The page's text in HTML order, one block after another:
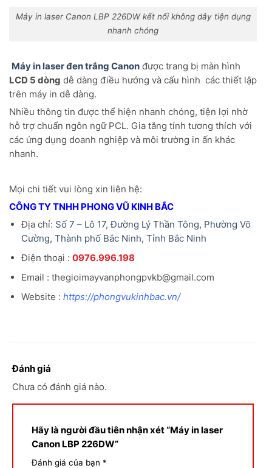
Máy in laser Canon LBP 226DW kết nối không dây tiện dụng
nhanh chóng
Máy in laser đen trắng Canon được trang bị màn hình
LCD 5 dòng dễ dàng điều hướng và cấu hình các thiết lập
trên máy in dễ dàng.
Nhiều thông tin được thể hiện nhanh chóng, tiện lợi nhờ
hỗ trợ chuẩn ngôn ngữ PCL. Gia tăng tính tương thích với
các ứng dụng doanh nghiệp và môi trường in ấn khác
nhanh.
Mọi chi tiết vui lòng xin liên hệ:
CÔNG TY TNHH PHONG VŨ KINH BẮC
Địa chỉ: Số 7 – Lô 17, Đường Lý Thần Tông, Phường Võ
Cường, Thành phố Bắc Ninh, Tỉnh Bắc Ninh
Điện thoại : 0976.996.198
Email : thegioimayvanphongpvkb@gmail.com
Website : https://phongvukinhbac.vn/
Đánh giá
Chưa có đánh giá nào.
Hãy là người đầu tiên nhận xét “Máy in laser
Canon LBP 226DW”
Đánh giá của bạn *